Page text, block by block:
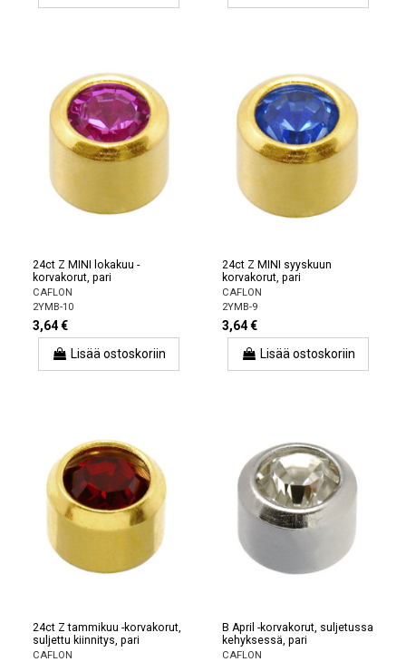
24ct Z MINI lokakuu -
korvakorut, pari
CAFLON
2YMB-10
3,64 €
Lisää ostoskoriin
24ct Z MINI syyskuun
korvakorut, pari
CAFLON
2YMB-9
3,64 €
Lisää ostoskoriin
24ct Z tammikuu -korvakorut,
suljettu kiinnitys, pari
CAFLON
B April -korvakorut, suljetussa
kehyksessä, pari
CAFLON